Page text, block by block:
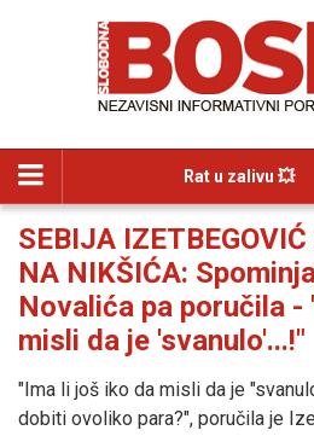
Rat u zalivu 💥
SEBIJA
NA NIKŠIĆA:
Novalića pa poručila -
misli da je 'svanulo'...!"
"Ima li još iko da misli da je
dobiti ovoliko para?", poručila je